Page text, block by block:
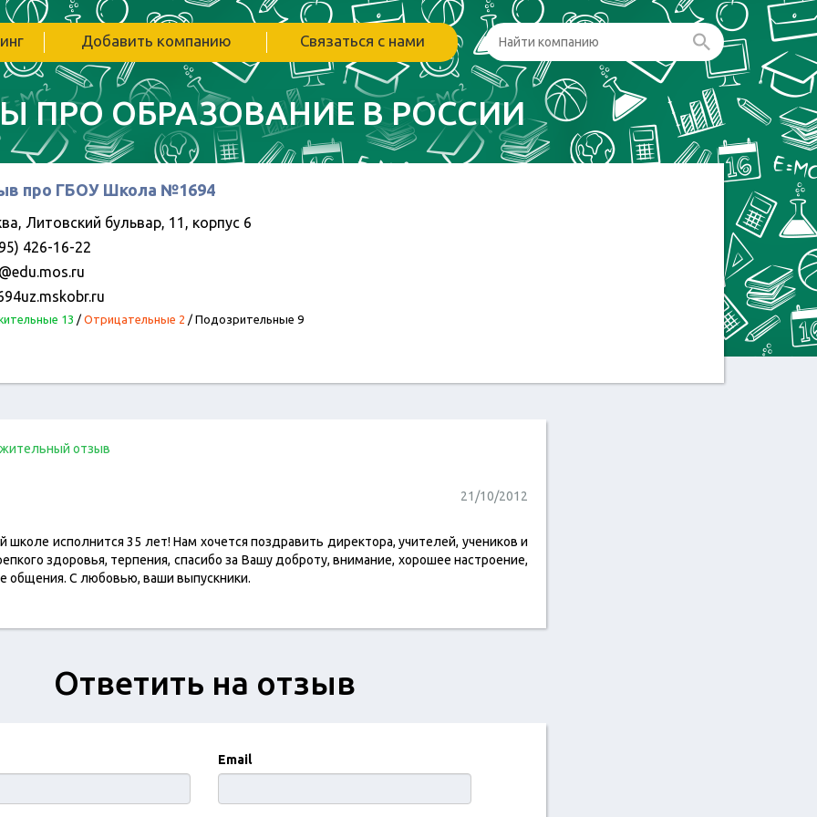
Добавить компанию Связаться с нами
ПРО ОБРАЗОВАНИЕ В РОССИИ
про ГБОУ Школа №1694
Литовский бульвар, 11, корпус 6
426-16-22
13 / Отрицательные 2 / Подозрительные 9
отзыв
21/10/2012
школе исполнится 35 лет! Нам хочется поздравить директора, учителей, учеников и
здоровья, терпения, спасибо за Вашу доброту, внимание, хорошее настроение,
общения. С любовью, ваши выпускники.
Ответить на отзыв
Email